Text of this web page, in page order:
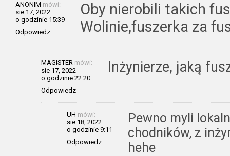
ANONIM mówi:
sie 17, 2022
o godzinie 15:39
Odpowiedz
Oby nierobili takich
Wolinie,fuszerka za
MAGISTER mówi:
sie 17, 2022
o godzinie 22:20
Odpowiedz
Inżynierze, jaką
UH mówi:
sie 18, 2022
o godzinie 9:11
Odpowiedz
Pewno myli
chodników, z
hehe